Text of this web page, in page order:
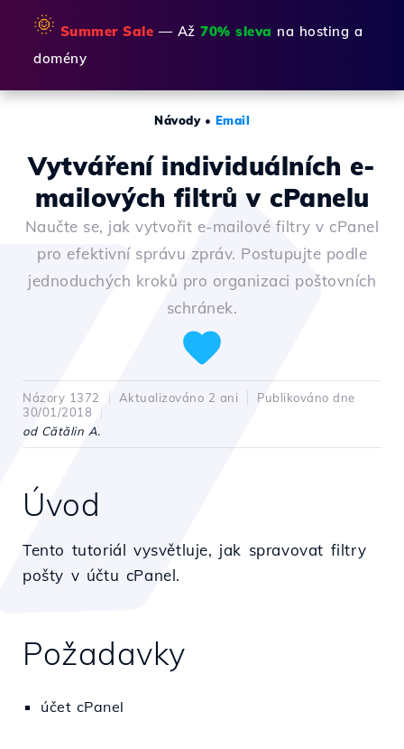
🌞 Summer Sale — Až 70% sleva na hosting a
domény
Návody• Email
Vytváření individuálních e-
mailových filtrů v cPanelu
Naučte se, jak vytvořit e-mailové filtry v cPanel
pro efektivní správu zpráv. Postupujte podle
jednoduchých kroků pro organizaci poštovních
schránek.
Názory 1372 Aktualizováno 2 ani
Publikováno dne
30/01/2018
od Cătălin A.
Úvod
Tento tutoriál vysvětluje, jak spravovat filtry
pošty v účtu cPanel.
Požadavky
účet cPanel